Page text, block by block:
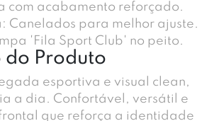
com acabamento reforçado.
Canelados para melhor ajuste.
'Fila Sport Club' no peito.
do Produto
esportiva e visual clean,
a dia. Confortável, versátil e
que reforça a identidade